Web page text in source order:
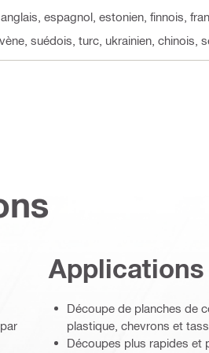
espagnol, estonien, finnois,
suédois, turc, ukrainien, chinois,
Applications
Découpe de planches de
plastique, chevrons et
Découpes plus rapides et